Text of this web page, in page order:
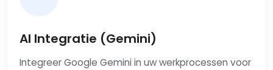
AI Integratie (Gemini)
Integreer Google Gemini in uw werkprocessen voor